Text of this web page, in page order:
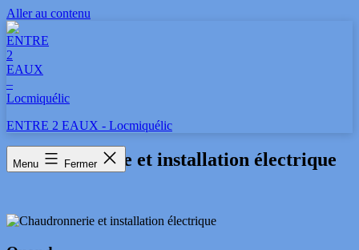
Aller au contenu
ENTRE 2 EAUX - Locmiquélic
Menu Fermer
Chaudronnerie et installation électrique